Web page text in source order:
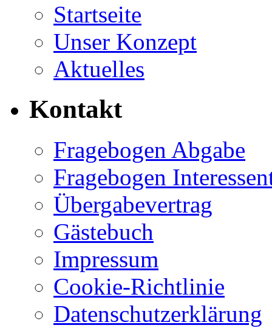
Startseite
Unser Konzept
Aktuelles
Kontakt
Fragebogen Abgabe
Fragebogen
Übergabevertrag
Gästebuch
Impressum
Cookie-Richtlinie
Datenschutzerklärung